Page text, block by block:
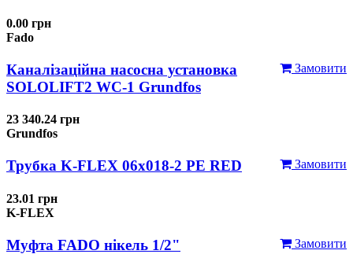
0.00 грн
Fado
Замовити
Каналізаційна насосна установка
SOLOLIFT2 WC-1 Grundfos
23 340.24 грн
Grundfos
Замовити
Трубка K-FLEX 06x018-2 РЕ RED
23.01 грн
K-FLEX
Замовити
Муфта FADO нікель 1/2"